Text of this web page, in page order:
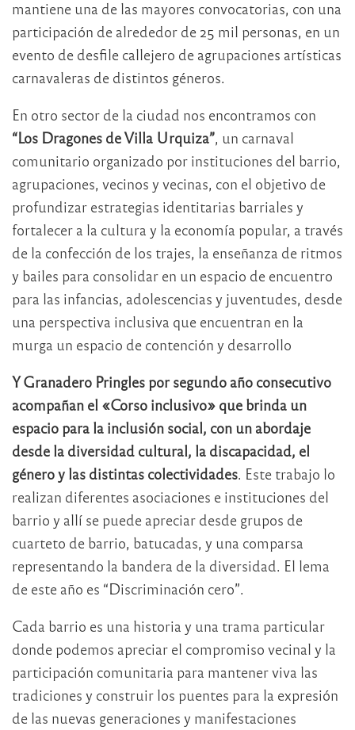
mantiene una de las mayores convocatorias, con una
participación de alrededor de 25 mil personas, en un
evento de desfile callejero de agrupaciones artísticas
carnavaleras de distintos géneros.
En otro sector de la ciudad nos encontramos con
“Los Dragones de Villa Urquiza” , un carnaval
comunitario organizado por instituciones del barrio,
agrupaciones, vecinos y vecinas, con el objetivo de
profundizar estrategias identitarias barriales y
fortalecer a la cultura y la economía popular, a través
de la confección de los trajes, la enseñanza de ritmos
y bailes para consolidar en un espacio de encuentro
para las infancias, adolescencias y juventudes, desde
una perspectiva inclusiva que encuentran en la
murga un espacio de contención y desarrollo
Y Granadero Pringles por segundo año consecutivo
acompañan el «Corso inclusivo» que brinda un
espacio para la inclusión social, con un abordaje
desde la diversidad cultural, la discapacidad, el
género y las distintas colectividades . Este trabajo lo
realizan diferentes asociaciones e instituciones del
barrio y allí se puede apreciar desde grupos de
cuarteto de barrio, batucadas, y una comparsa
representando la bandera de la diversidad. El lema
de este año es “Discriminación cero”.
Cada barrio es una historia y una trama particular
donde podemos apreciar el compromiso vecinal y la
participación comunitaria para mantener viva las
tradiciones y construir los puentes para la expresión
de las nuevas generaciones y manifestaciones